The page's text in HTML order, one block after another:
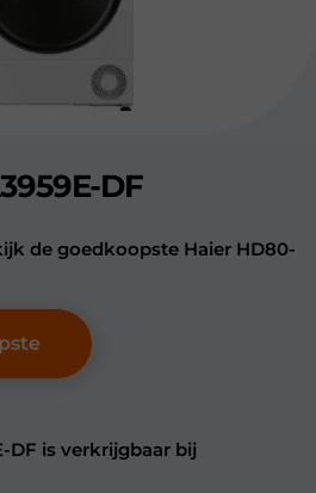
DF
de goedkoopste Haier HD80-
DF is verkrijgbaar bij